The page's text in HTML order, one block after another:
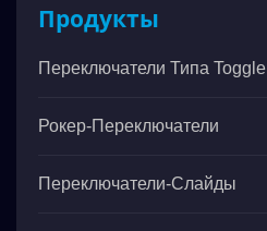
Продукты
Переключатели Типа Toggle
Рокер-Переключатели
Переключатели-Слайды